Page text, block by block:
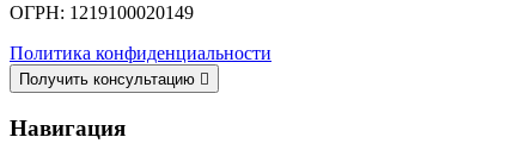
ОГРН: 1219100020149
Политика конфиденциальности
Получить консультацию
Навигация